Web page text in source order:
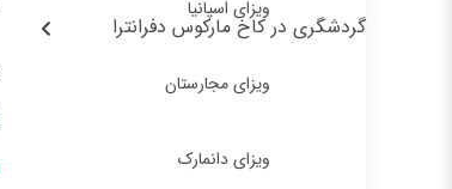
ویزای اسپانیا
ویزای مجارستان
ویزای دانمارک
گردشگری در کاخ مارکوس دفرانترا